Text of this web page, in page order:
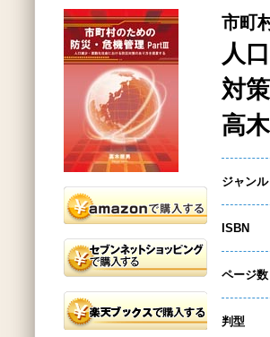
市町
人
対
高
ジャンル
ISBN
ページ数
判型